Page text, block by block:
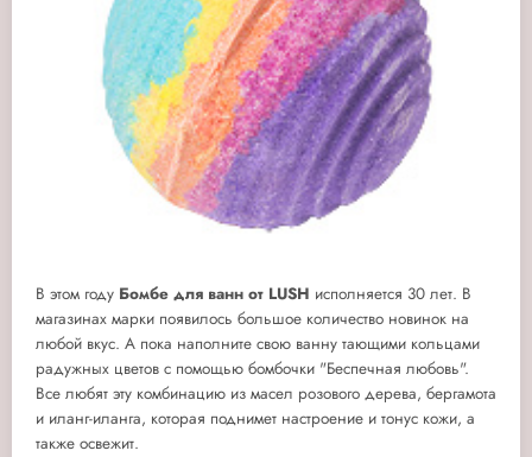
В этом году Бомбе для ванн от LUSH исполняется 30 лет. В
магазинах марки появилось большое количество новинок на
любой вкус. А пока наполните свою ванну тающими кольцами
радужных цветов с помощью бомбочки "Беспечная любовь".
Все любят эту комбинацию из масел розового дерева, бергамота
и иланг-иланга, которая поднимет настроение и тонус кожи, а
также освежит.